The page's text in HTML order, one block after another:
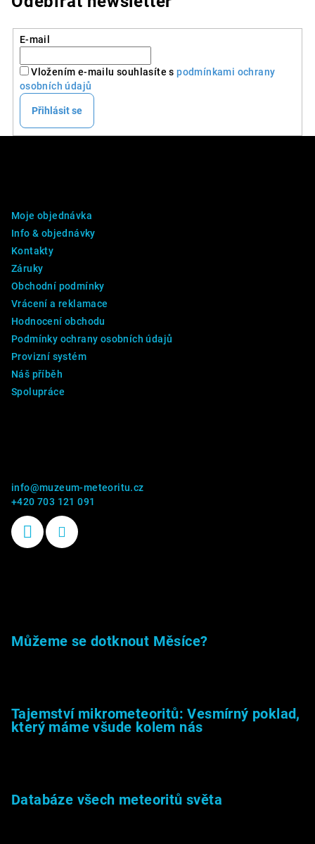
E-mail
Vložením e-mailu souhlasíte spodmínkami ochrany
osobních údajů
Přihlásit se
Moje objednávka
Info & objednávky
Kontakty
Záruky
Obchodní podmínky
Vrácení a reklamace
Hodnocení obchodu
Podmínky ochrany osobních údajů
Provizní systém
Náš příběh
Spolupráce
info@muzeum-meteoritu.cz
+420 703 121 091
Můžeme se dotknout Měsíce?
Tajemství mikrometeoritů: Vesmírný poklad,
který máme všude kolem nás
Databáze všech meteoritů světa